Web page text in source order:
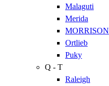
Malaguti
Merida
MORRISON
Ortlieb
Puky
Q - T
Raleigh